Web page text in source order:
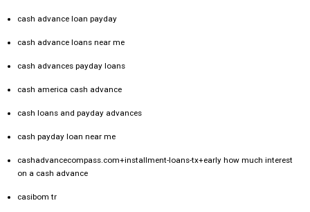
cash advance loan payday
cash advance loans near me
cash advances payday loans
cash america cash advance
cash loans and payday advances
cash payday loan near me
cashadvancecompass.com+installment-loans-tx+early how much interest
on a cash advance
casibom tr